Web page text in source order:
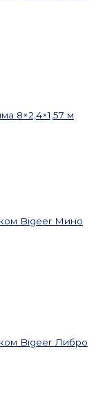
8×2,4×1,57 м
Bigeer Мино
Bigeer Либро